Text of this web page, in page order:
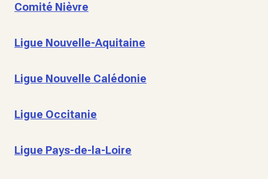
Comité Nièvre
Ligue Nouvelle-Aquitaine
Ligue Nouvelle Calédonie
Ligue Occitanie
Ligue Pays-de-la-Loire